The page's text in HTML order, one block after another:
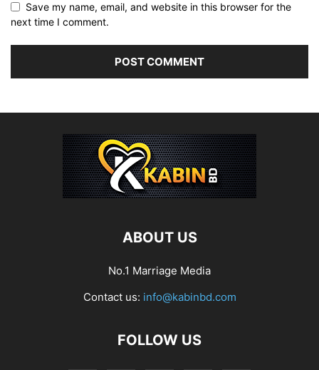
Save my name, email, and website in this browser for the
next time I comment.
ABOUT US
No.1 Marriage Media
Contact us: info@kabinbd.com
FOLLOW US